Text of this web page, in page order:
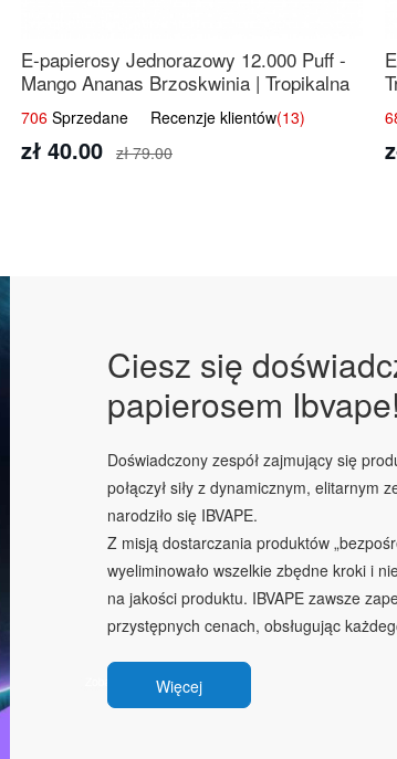
E-papierosy Jednorazowy 12.000 Puff -
Mango Ananas Brzoskwinia | Tropikalna
Mieszanka
706Sprzedane Recenzje klientów(13)
zł 40.00 zł 79.00
Ciesz się
papierosem Ibvape!
Doświadczony zespół zajmujący się
połączył siły z dynamicznym,
narodziło się IBVAPE.
Z misją dostarczania produktów
wyeliminowało wszelkie zbędne kroki i
na jakości produktu. IBVAPE zawsze
przystępnych cenach, obsługując
Więcej